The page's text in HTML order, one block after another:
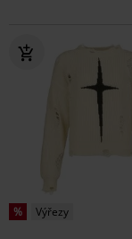
% Výřezy